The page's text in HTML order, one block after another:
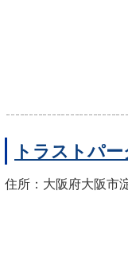
トラストパ
住所：大阪府大阪市